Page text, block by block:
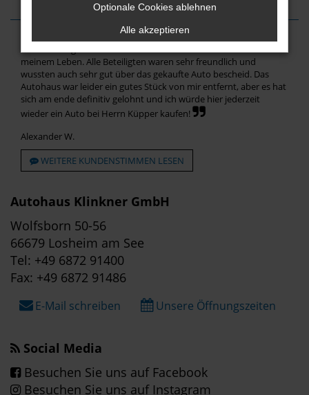
Einen angenehmeren Autokauf hatte ich bisher noch nicht in
meinem Leben. Alle Beteiligten waren sehr freundlich und
wussten auch sehr gut über das gekaufte Auto bescheid. Das
Autohaus war leider ein gutes Stück von mir entfernt, aber es hat
sich am ende definitiv gelohnt und ich würde hier jederzeit
wieder ein Auto bei Herrn Küpper kaufen!
Alexander W.
WEITERE KUNDENSTIMMEN LESEN
Autohaus Klinkner GmbH
Wolfsborn 50-56
66679 Losheim am See
Tel: +49 6872 91400
Fax: +49 6872 91486
E-Mail schreiben Unsere Öffnungszeiten
Social Media
Besuchen Sie uns auf Facebook
Besuchen Sie uns auf Instagram
Optionale Cookies ablehnen
Alle akzeptieren